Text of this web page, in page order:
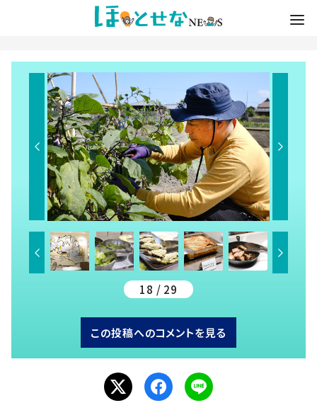
18 / 29
この投稿へのコメントを見る